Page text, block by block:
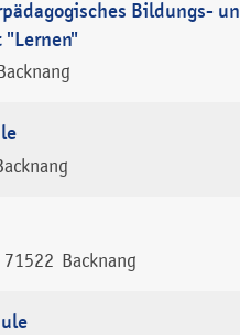
Bildungs-
"Lernen"
71522 Backnang